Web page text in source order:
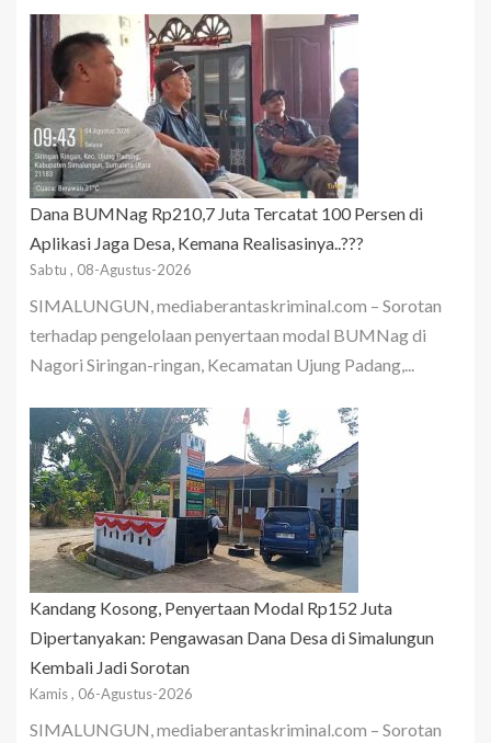
Dana BUMNag Rp210,7 Juta Tercatat 100 Persen di
Aplikasi Jaga Desa, Kemana Realisasinya..???
Sabtu , 08-Agustus-2026
SIMALUNGUN, mediaberantaskriminal.com – Sorotan
terhadap pengelolaan penyertaan modal BUMNag di
Nagori Siringan-ringan, Kecamatan Ujung Padang,...
Kandang Kosong, Penyertaan Modal Rp152 Juta
Dipertanyakan: Pengawasan Dana Desa di Simalungun
Kembali Jadi Sorotan
Kamis , 06-Agustus-2026
SIMALUNGUN, mediaberantaskriminal.com – Sorotan